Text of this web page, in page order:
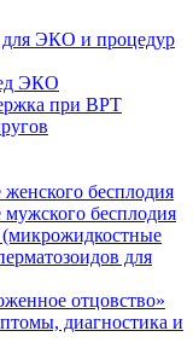
для ЭКО и процедур
ЭКО
при ВРТ
бесплодия
бесплодия
для
отцовство»
диагностика и